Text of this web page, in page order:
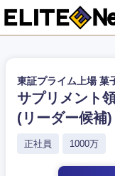
東証プライム上場 菓
サプリメント
(リーダー候補)
正社員 1000万